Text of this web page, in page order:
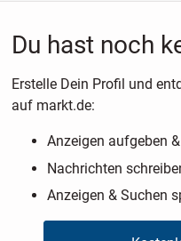
Du hast noch
Erstelle Dein Profil und
auf markt.de:
Anzeigen aufgeben
Nachrichten
Anzeigen & Suchen